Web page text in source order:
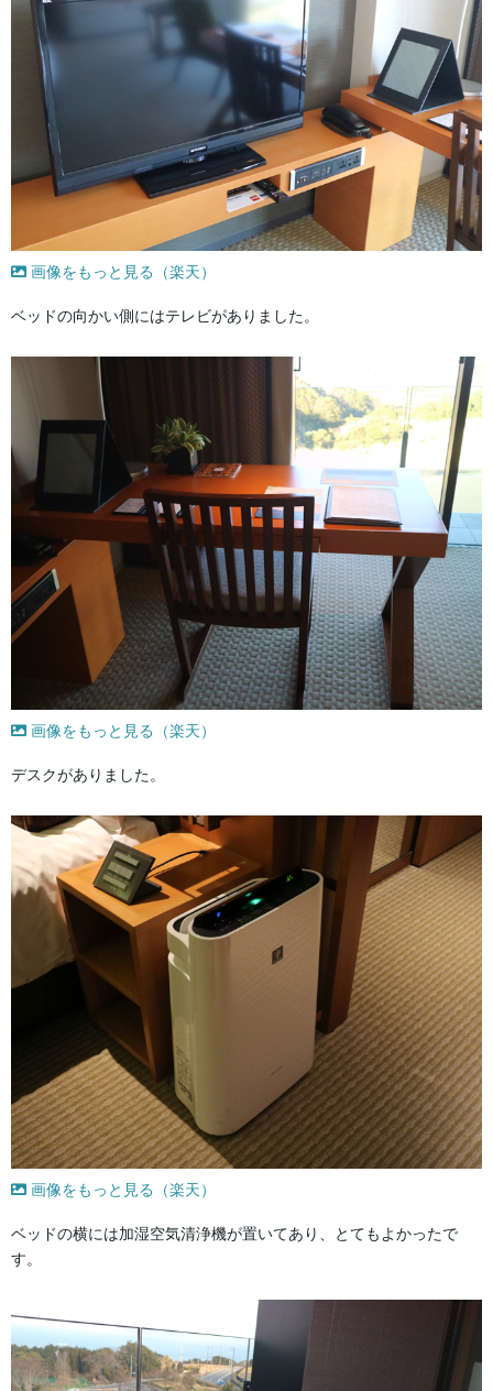
画像をもっと見る（楽天）
ベッドの向かい側にはテレビがありました。
画像をもっと見る（楽天）
デスクがありました。
画像をもっと見る（楽天）
ベッドの横には加湿空気清浄機が置いてあり、とてもよかったで
す。